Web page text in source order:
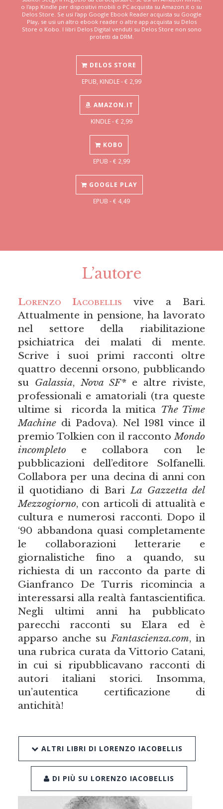
o l'app Kindle per dispositivi mobili o PC acquista su Amazon.it o su
Delos Store. Se usi l'app Google Ebook Reader acquista su Google
Play, se usi un altro ebook reader o altre app acquista su Delos
Store o Kobo. I libri Delos Digital venduti su Delos Store non sono
protetti da DRM.
DELOS STORE
EPUB, KINDLE - € 2,99
AMAZON.IT
KINDLE - € 2,99
KOBO
EPUB - € 2,99
GOOGLE PLAY
EPUB - € 4,49
L’autore
Lorenzo Iacobellis vive a Bari.
Attualmente in pensione, ha lavorato
nel settore della riabilitazione
psichiatrica dei malati di mente.
Scrive i suoi primi racconti oltre
quattro decenni orsono, pubblicando
su Galassia, Nova SF*e altre riviste,
professionali e amatoriali (tra queste
ultime si ricorda la mitica The Time
Machinedi Padova). Nel 1981 vince il
premio Tolkien con il raccontoMondo
incompletoe collabora con le
pubblicazioni dell’editore Solfanelli.
Collabora per una decina di anni con
il quotidiano di BariLa Gazzetta del
Mezzogiorno, con articoli di attualità e
cultura e numerosi racconti. Dopo il
‘90 abbandona quasi completamente
le collaborazioni letterarie e
giornalistiche fino a quando, su
richiesta di un racconto da parte di
Gianfranco De Turris ricomincia a
interessarsi alla realtà fantascientifica.
Negli ultimi anni ha pubblicato
parecchi racconti su Elara ed è
apparso anche suFantascienza.com, in
una rubrica curata da Vittorio Catani,
in cui si ripubblicavano racconti di
autori italiani storici. Insomma,
un’autentica certificazione di
antichità!
ALTRI LIBRI DI LORENZO IACOBELLIS
DI PIÙ SU LORENZO IACOBELLIS